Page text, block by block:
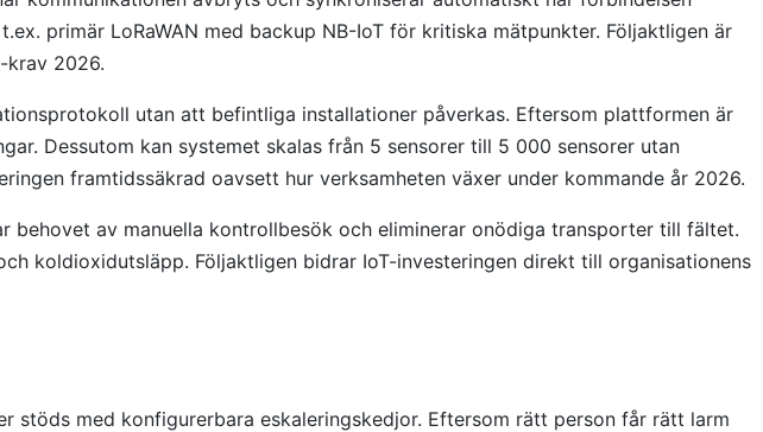
primär LoRaWAN med backup NB-IoT för kritiska mätpunkter. Följaktligen är
krav 2026.
utan att befintliga installationer påverkas. Eftersom plattformen är
Dessutom kan systemet skalas från 5 sensorer till 5 000 sensorer utan
framtidssäkrad oavsett hur verksamheten växer under kommande år 2026.
av manuella kontrollbesök och eliminerar onödiga transporter till fältet.
koldioxidutsläpp. Följaktligen bidrar IoT-investeringen direkt till organisationens
stöds med konfigurerbara eskaleringskedjor. Eftersom rätt person får rätt larm